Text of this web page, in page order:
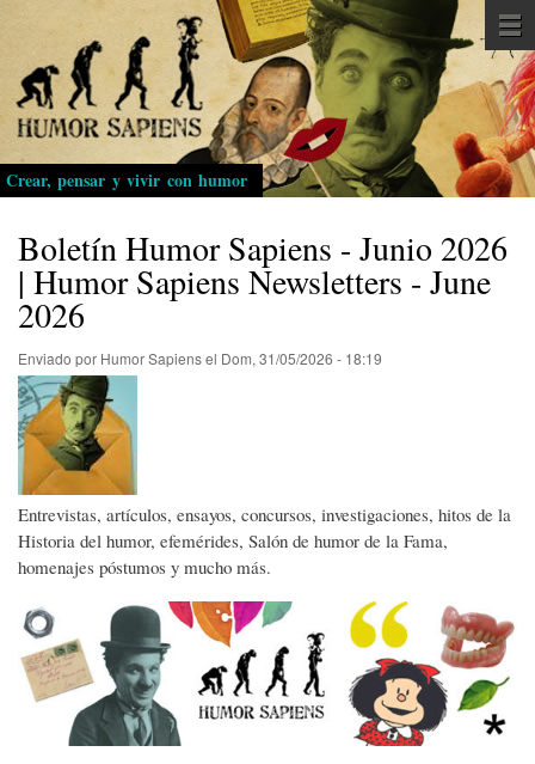
Pasar
al
contenido
principal
Crear, pensar y vivir con humor
Boletín Humor Sapiens - Junio 2026
| Humor Sapiens Newsletters - June
2026
Enviado por Humor Sapiensel Dom, 31/05/2026 - 18:19
Entrevistas, artículos, ensayos, concursos, investigaciones, hitos de la
Historia del humor, efemérides, Salón de humor de la Fama,
homenajes póstumos y mucho más.